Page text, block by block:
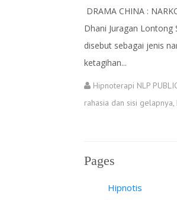
DRAMA CHINA :
Dhani Juragan Lontong
disebut sebagai jenis
ketagihan...
Hipnoterapi NLP
rahasia dan sisi gelapnya,
Pages
Hipnotis